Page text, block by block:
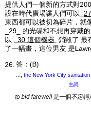
提供人們一個新的方式對
設在時代廣場讓人們可以_ 27_
東西都可以被切為碎片，就
29_
的光碟和不想再穿戴
以
30 這個機器 銷毀了 最
了一幅畫，這位男友 是
26. 答：(B)
the New York City
主詞
to bid farewell 是一個不定詞